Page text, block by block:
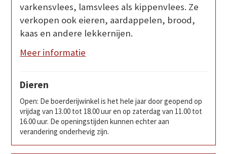
varkensvlees, lamsvlees als kippenvlees. Ze
verkopen ook eieren, aardappelen, brood,
kaas en andere lekkernijen.
Meer informatie
Dieren
Open: De boerderijwinkel is het hele jaar door geopend op
vrijdag van 13.00 tot 18.00 uur en op zaterdag van 11.00 tot
16.00 uur. De openingstijden kunnen echter aan
verandering onderhevig zijn.